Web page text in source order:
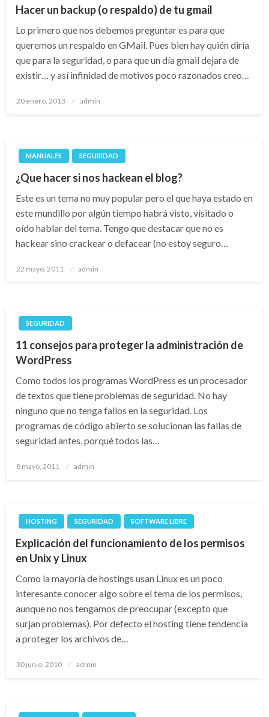
Hacer un backup (o respaldo) de tu gmail
Lo primero que nos debemos preguntar es para que
queremos un respaldo en GMail. Pues bien hay quién diría
que para la seguridad, o para que un día gmail dejara de
existir… y así infinidad de motivos poco razonados creo…
Publicado
20 enero, 2013 admin
MANUALES SEGURIDAD
¿Que hacer si nos hackean el blog?
Este es un tema no muy popular pero el que haya estado en
este mundillo por algún tiempo habrá visto, visitado o
oído hablar del tema. Tengo que destacar que no es
hackear sino crackear o defacear (no estoy seguro…
Publicado
22 mayo, 2011 admin
SEGURIDAD
11 consejos para proteger la administración de
WordPress
Como todos los programas WordPress es un procesador
de textos que tiene problemas de seguridad. No hay
ninguno que no tenga fallos en la seguridad. Los
programas de código abierto se solucionan las fallas de
seguridad antes, porqué todos las…
Publicado
8 mayo, 2011 admin
HOSTING SEGURIDAD SOFTWARE LIBRE
Explicación del funcionamiento de los permisos
en Unix y Linux
Como la mayoría de hostings usan Linux es un poco
interesante conocer algo sobre el tema de los permisos,
aunque no nos tengamos de preocupar (excepto que
surjan problemas). Por defecto el hosting tiene tendencia
a proteger los archivos de…
Publicado
30 junio, 2010 admin